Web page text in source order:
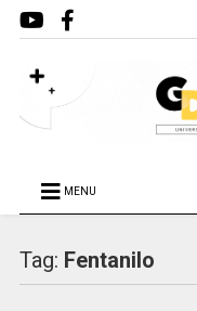
MENU
Tag: Fentanilo